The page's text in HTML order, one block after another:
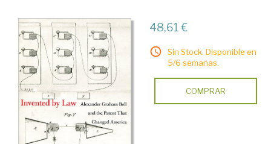
48,61 €
Sin Stock. Disponible en
5/6 semanas.
COMPRAR